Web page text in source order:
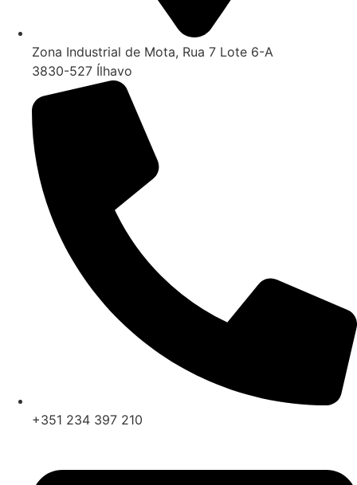
Zona Industrial de Mota, Rua 7 Lote 6-A
3830-527 Ílhavo
+351 234 397 210